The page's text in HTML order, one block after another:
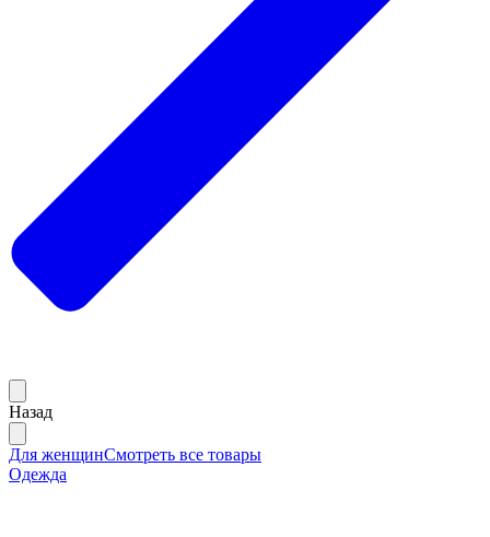
Назад
Для женщинСмотреть все товары
Одежда